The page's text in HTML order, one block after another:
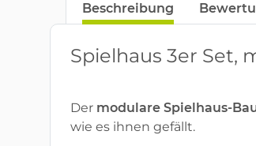
Beschreibung
Spielhaus 3er Set,
Der modulare Spielhaus-
wie es ihnen gefällt.